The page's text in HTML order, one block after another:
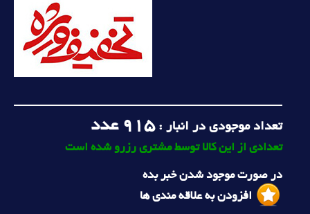
تعداد موجودی در انبار :915 عدد
تعدادی از این کالا توسط مشتری رزرو شده است
در صورت موجود شدن خبر بده
افزودن به علاقه مندی ها